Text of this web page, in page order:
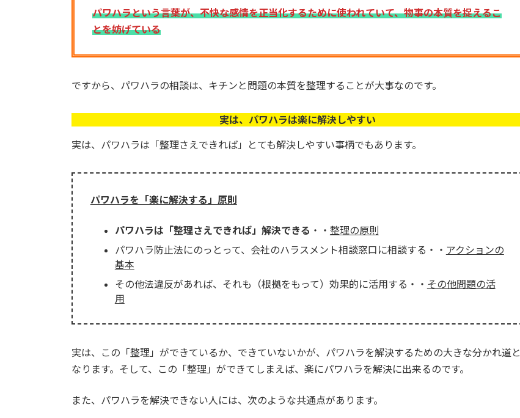
パワハラという言葉が、不快な感情を正当化するために使われていて、物事の本質を捉えるこ
とを妨げている
ですから、パワハラの相談は、キチンと問題の本質を整理することが大事なのです。
実は、パワハラは楽に解決しやすい
実は、パワハラは「整理さえできれば」とても解決しやすい事柄でもあります。
パワハラを「楽に解決する」原則
パワハラは「整理さえできれば」解決できる ・・ 整理の原則
パワハラ防止法にのっとって、会社のハラスメント相談窓口に相談する・・ アクションの
基本
その他法違反があれば、それも（根拠をもって）効果的に活用する・・ その他問題の活
用
実は、この「整理」ができているか、できていないかが、パワハラを解決するための大きな分かれ道と
なります。そして、この「整理」ができてしまえば、楽にパワハラを解決に出来るのです。
また、パワハラを解決できない人には、次のような共通点があります。